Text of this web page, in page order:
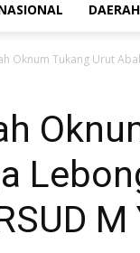
DAERAH
Oknum Tukang Urut
M